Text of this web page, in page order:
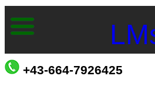
+43-664-